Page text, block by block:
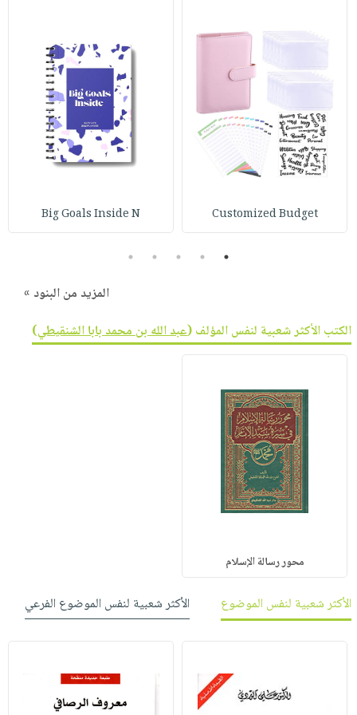
Customized Budget
Big Goals Inside N
1
2
3
4
5
المزيد من البنود »
الكتب الأكثر شعبية لنفس المؤلف (عبد الله بن محمد بابا الشنقيطي)
محور رسالة الإسلام
الأكثر شعبية لنفس الموضوع الأكثر شعبية لنفس الموضوع الفرعي